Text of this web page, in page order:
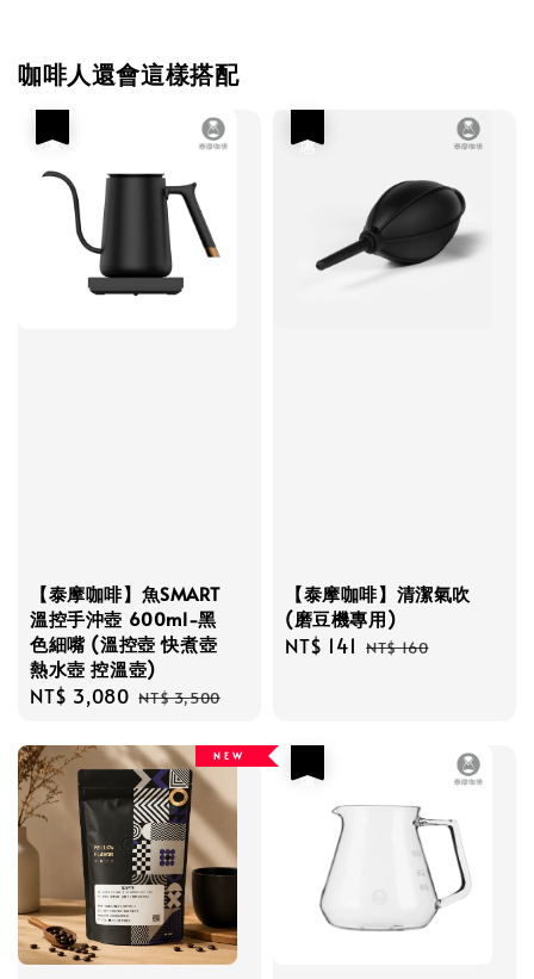
咖啡人還會這樣搭配
【泰摩咖啡】魚SMART
溫控手沖壺 600ml-黑
色細嘴 (溫控壺 快煮壺
熱水壺 控溫壺)
Sale
NT$ 3,080 Regular
NT$ 3,500
【泰摩咖啡】清潔氣吹
(磨豆機專用)
Sale
NT$ 141 Regular
NT$ 160
N E W